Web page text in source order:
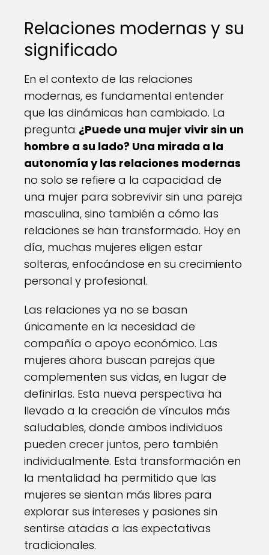
Relaciones modernas y su
significado
En el contexto de las relaciones
modernas, es fundamental entender
que las dinámicas han cambiado. La
pregunta ¿Puede una mujer vivir sin un
hombre a su lado? Una mirada a la
autonomía y las relaciones modernas
no solo se refiere a la capacidad de
una mujer para sobrevivir sin una pareja
masculina, sino también a cómo las
relaciones se han transformado. Hoy en
día, muchas mujeres eligen estar
solteras, enfocándose en su crecimiento
personal y profesional.
Las relaciones ya no se basan
únicamente en la necesidad de
compañía o apoyo económico. Las
mujeres ahora buscan parejas que
complementen sus vidas, en lugar de
definirlas. Esta nueva perspectiva ha
llevado a la creación de vínculos más
saludables, donde ambos individuos
pueden crecer juntos, pero también
individualmente. Esta transformación en
la mentalidad ha permitido que las
mujeres se sientan más libres para
explorar sus intereses y pasiones sin
sentirse atadas a las expectativas
tradicionales.